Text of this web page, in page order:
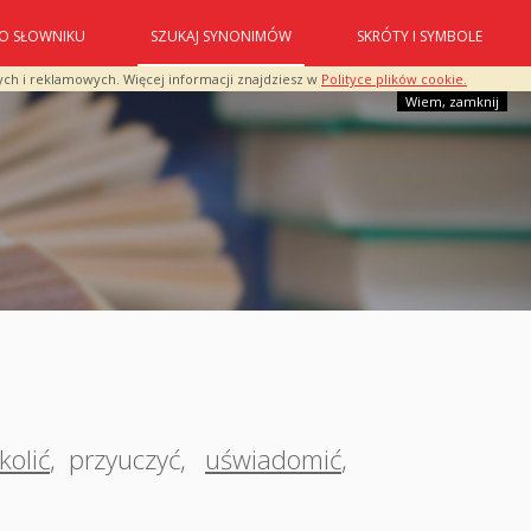
i reklamowych. Więcej informacji znajdziesz w Polityce plików cookie.
Wiem, zamknij
O SŁOWNIKU SZUKAJ SYNONIMÓW SKRÓTY I SYMBOLE
, przyuczyć, uświadomić,